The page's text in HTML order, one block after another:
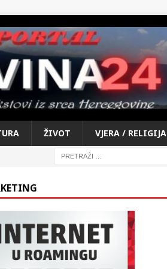
ŽIVOT VJERA / RELIGIJA